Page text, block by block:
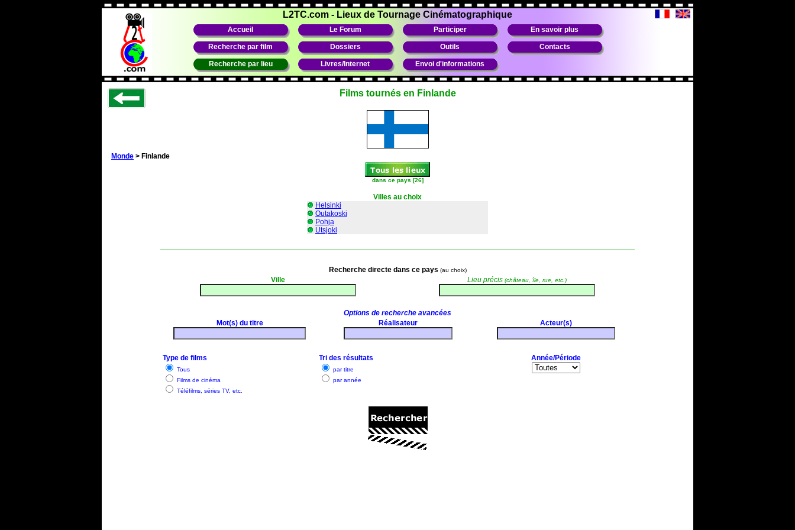
L2TC.com - Lieux de Tournage Cinématographique
Accueil Le Forum Participer En savoir plus
Recherche par film Dossiers Outils Contacts
Recherche par lieu Livres/Internet Envoi d'informations
Films tournés en Finlande
Monde > Finlande
dans ce pays [26]
Villes au choix
Helsinki
Outakoski
Pohja
Utsjoki
Recherche directedans ce pays (au choix)
Ville Lieu précis (château, île, rue, etc.)
Options de recherche avancées
Mot(s) du titre
Réalisateur Acteur(s)
Type de films
Tous
Films de cinéma
Téléfilms, séries TV, etc.
Tri des résultats
par titre
par année
Année/Période